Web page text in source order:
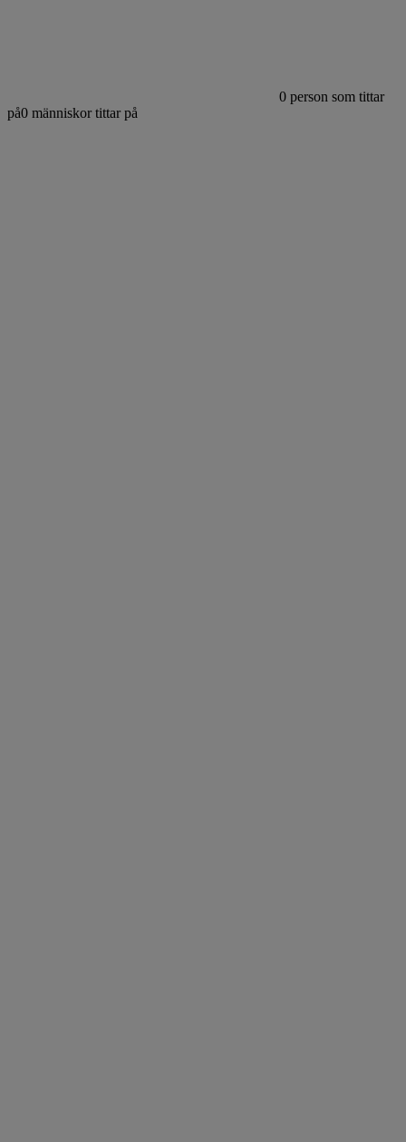
0 person som tittar
på0 människor tittar på